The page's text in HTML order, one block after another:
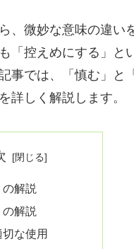
、微妙な意味の違い
「控えめにする」と
事では、「慎む」と
詳しく解説します。
の解説
の解説
な使用